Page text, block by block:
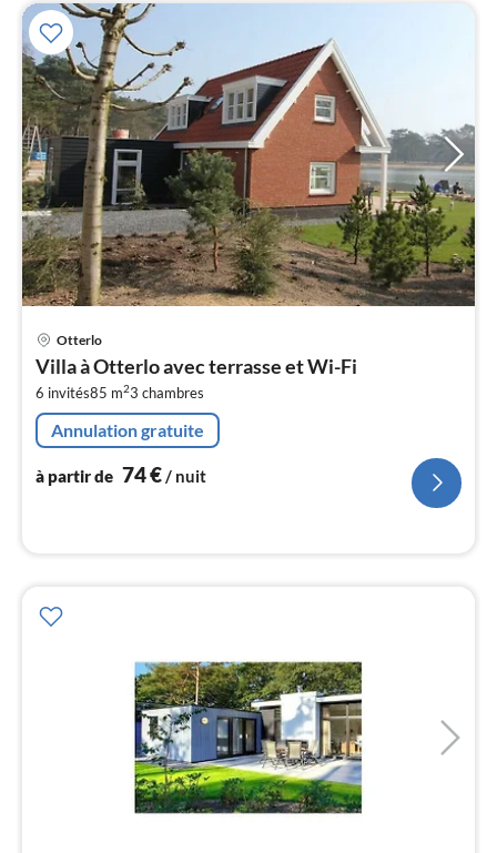
Otterlo
Villa à Otterlo avec terrasse et Wi-Fi
6 invités85 m23 chambres
Annulation gratuite
à partir de 74€ / nuit